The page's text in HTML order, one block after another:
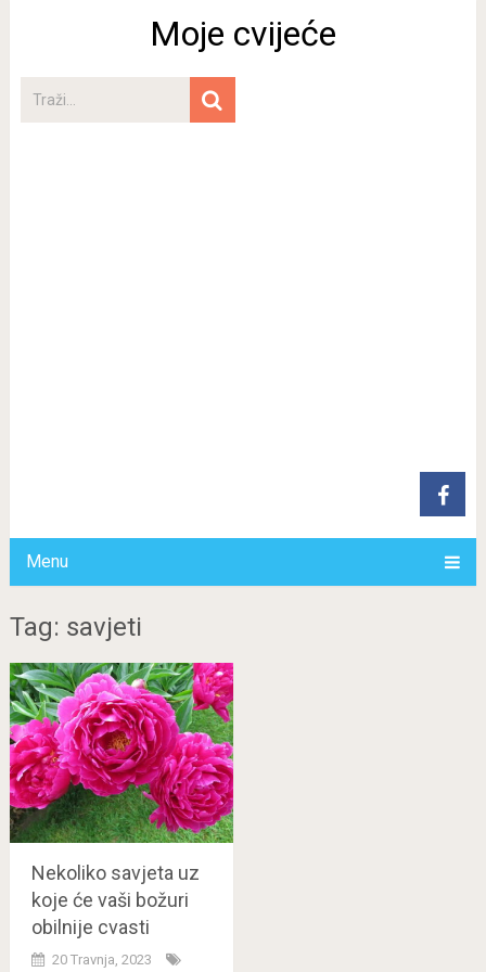
Moje cvijeće
Menu
Tag: savjeti
Nekoliko savjeta uz
koje će vaši božuri
obilnije cvasti
20 Travnja, 2023